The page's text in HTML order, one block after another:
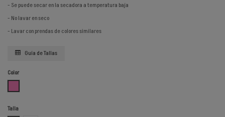
- Se puede secar en la secadora a temperatura baja
- No lavar en seco
- Lavar con prendas de colores similares
Guía de Tallas
Color
Talla